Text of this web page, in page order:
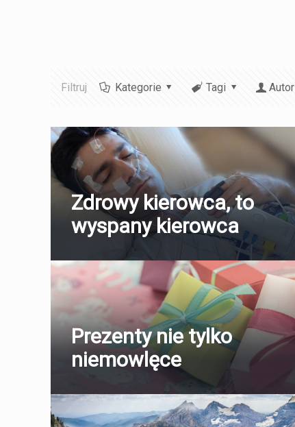
Filtruj Kategorie Tagi Autor
Zdrowy kierowca, to
wyspany kierowca
Prezenty nie tylko
niemowlęce